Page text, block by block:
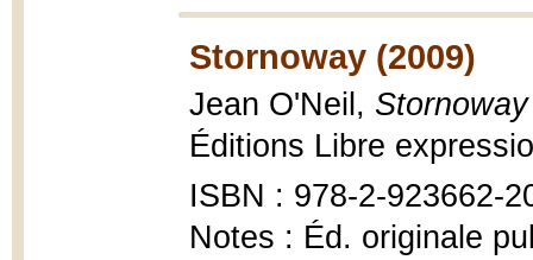
Stornoway (2009)
Jean O'Neil,
Éditions Libre
ISBN : 978-2-923662-
Notes : Éd. originale